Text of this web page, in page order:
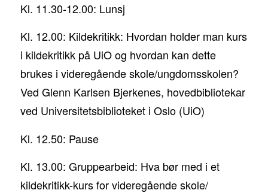
Kl. 11.30-12.00: Lunsj
Kl. 12.00: Kildekritikk: Hvordan holder man kurs
i kildekritikk på UiO og hvordan kan dette
brukes i videregående skole/ungdomsskolen?
Ved Glenn Karlsen Bjerkenes, hovedbibliotekar
ved Universitetsbiblioteket i Oslo (UiO)
Kl. 12.50: Pause
Kl. 13.00: Gruppearbeid: Hva bør med i et
kildekritikk-kurs for videregående skole/